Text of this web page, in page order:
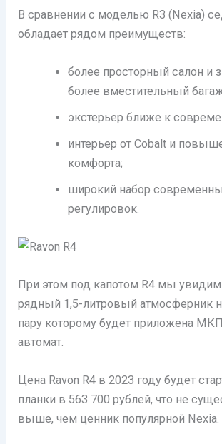
В сравнении с моделью R3 (Nexia)
обладает рядом преимуществ:
более просторный салон и
более вместительный
экстерьер ближе к
интерьер от Cobalt и
комфорта;
широкий набор
регулировок.
При этом под капотом R4 мы
рядный 1,5-литровый атмосферник
пару которому будет приложена
автомат.
Цена Ravon R4 в 2023 году будет
планки в 563 700 рублей, что не
выше, чем ценник популярной Nexia.